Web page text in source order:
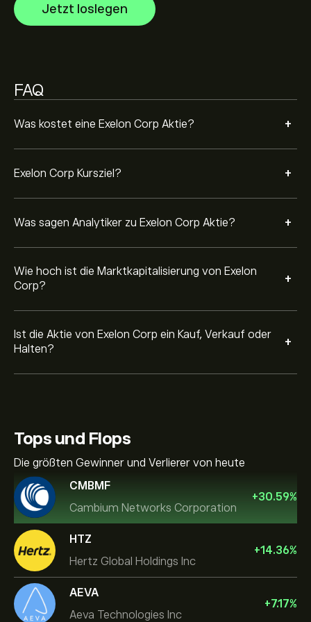
Jetzt loslegen
FAQ
Was kostet eine Exelon Corp Aktie? +
Exelon Corp Kursziel? +
Was sagen Analytiker zu Exelon Corp Aktie? +
Wie hoch ist die Marktkapitalisierung von Exelon
Corp?
+
46.78B‎$‎ USD
Ist die Aktie von Exelon Corp ein Kauf, Verkauf oder
Halten?
+
Konsens: Halten.
Tops und Flops
Die größten Gewinner und Verlierer von heute
CMBMF
Cambium Networks Corporation
+30.59%
HTZ
Hertz Global Holdings Inc
+14.36%
AEVA
Aeva Technologies Inc
+7.17%